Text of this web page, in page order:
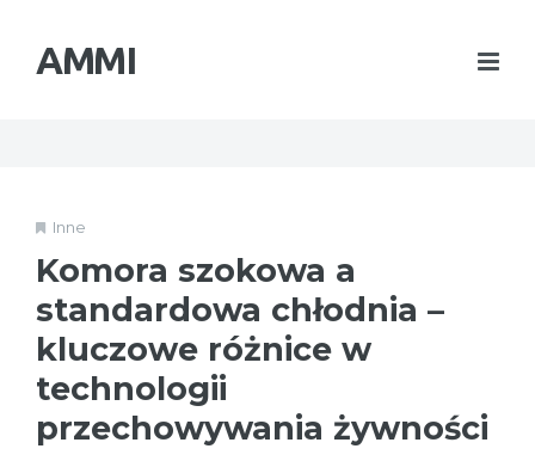
AMMI
Inne
Komora szokowa a
standardowa chłodnia –
kluczowe różnice w
technologii
przechowywania żywności